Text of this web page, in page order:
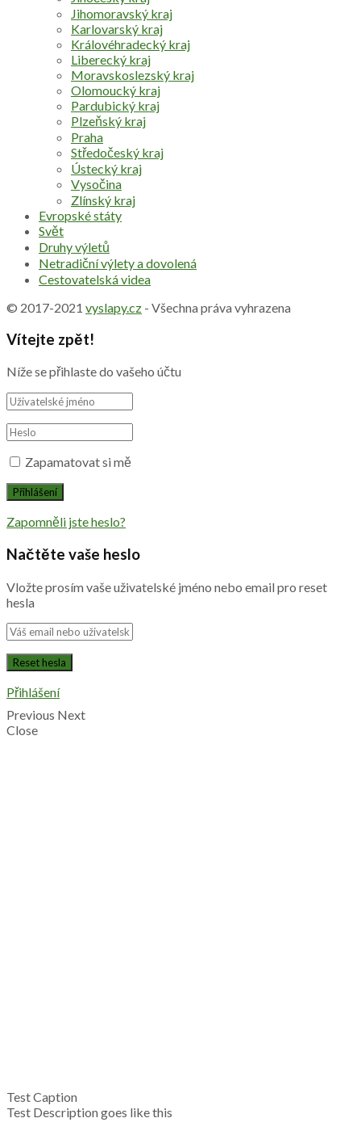
Jihomoravský kraj
Karlovarský kraj
Královéhradecký kraj
Liberecký kraj
Moravskoslezský kraj
Olomoucký kraj
Pardubický kraj
Plzeňský kraj
Praha
Středočeský kraj
Ústecký kraj
Vysočina
Zlínský kraj
Evropské státy
Svět
Druhy výletů
Netradiční výlety a dovolená
Cestovatelská videa
© 2017-2021 vyslapy.cz - Všechna práva vyhrazena
Vítejte zpět!
Níže se přihlaste do vašeho účtu
Zapamatovat si mě
Zapomněli jste heslo?
Načtěte vaše heslo
Vložte prosím vaše uživatelské jméno nebo email pro reset
hesla
Přihlášení
Previous Next
Close
Test Caption
Test Description goes like this